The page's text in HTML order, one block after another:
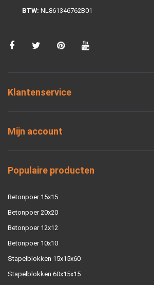
BTW: NL861346762B01
Klantenservice
Mijn account
Populaire producten
Betonpoer 15x15
Betonpoer 20x20
Betonpoer 12x12
Betonpoer 10x10
Stapelblokken 15x15x60
Stapelblokken 60x15x15